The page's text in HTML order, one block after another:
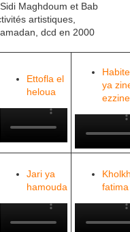
Maghdoum et Bab
artistiques,
dcd en 2000
Ettofla el
heloua
ya
ezzine
Jari ya
hamouda
fatima